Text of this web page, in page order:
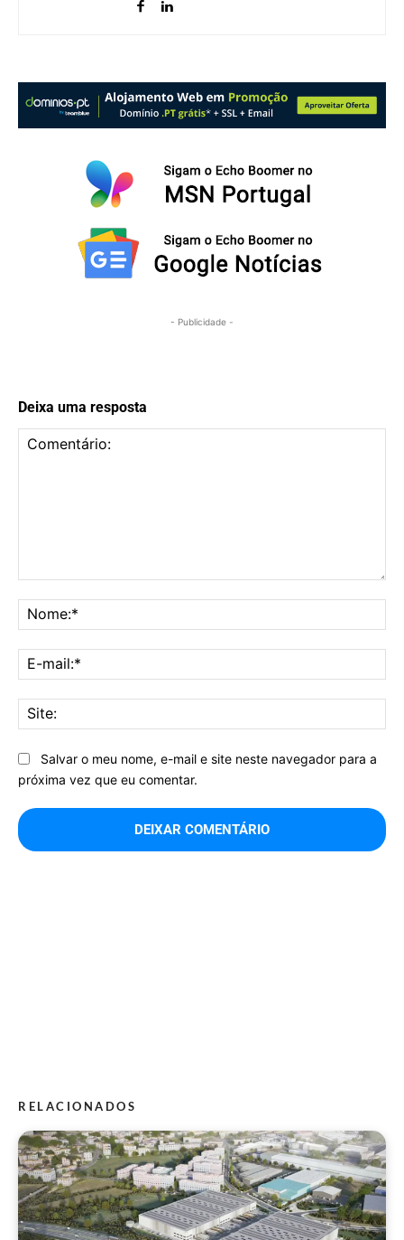
- Publicidade -
Deixa uma resposta
Salvar o meu nome, e-mail e site neste navegador para a
próxima vez que eu comentar.
RELACIONADOS